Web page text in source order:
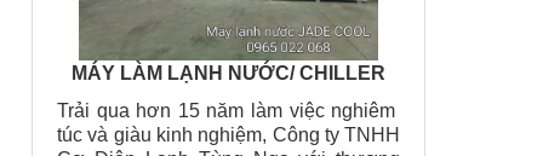
MÁY LÀM LẠNH NƯỚC/ CHILLER
180HP (JC-180FBX1)/GIÓ GIẢI
NHIỆT( JADE COOL)
Trải qua hơn 15 năm làm việc nghiêm
túc và giàu kinh nghiệm, Công ty TNHH